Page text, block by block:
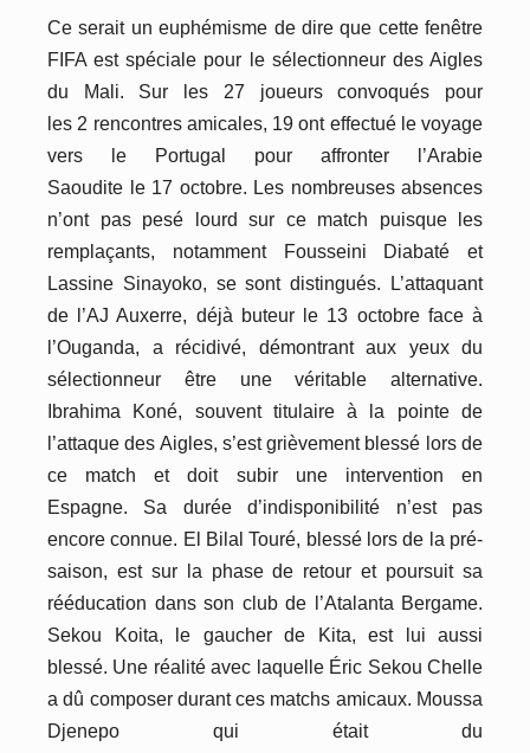
Ce serait un euphémisme de dire que cette fenêtre
FIFA est spéciale pour le sélectionneur des Aigles
du Mali. Sur les 27 joueurs convoqués pour
les 2 rencontres amicales, 19 ont effectué le voyage
vers le Portugal pour affronter l’Arabie
Saoudite le17 octobre. Les nombreuses absences
n’ont pas pesé lourd sur ce match puisque les
remplaçants, notamment Fousseini Diabaté et
Lassine Sinayoko, se sont distingués. L’attaquant
de l’AJ Auxerre, déjà buteur le 13 octobre face à
l’Ouganda, a récidivé, démontrant aux yeux du
sélectionneur être unevéritable alternative.
Ibrahima Koné, souvent titulaire à la pointe de
l’attaque des Aigles, s’est grièvement blessé lors de
ce matchetdoit subir une intervention en
Espagne. Sa durée d’indisponibilité n’est pas
encore connue. El Bilal Touré, blessé lors de la pré-
saison, est sur la phase de retouret poursuit sa
rééducation dansson club de l’Atalanta Bergame.
Sekou Koita, le gaucher de Kita, est lui aussi
blessé. Une réalité avec laquelle Éric Sekou Chelle
a dû composer durant ces matchs amicaux. Moussa
Djenepo qui était du